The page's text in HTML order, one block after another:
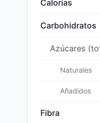
Calorías
Carbohidratos
Azúcares
Naturales
Añadidos
Fibra